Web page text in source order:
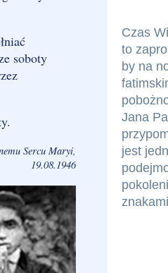
soboty
Sercu Maryi,
19.08.1946
Czas
to
by na
Jana
jest